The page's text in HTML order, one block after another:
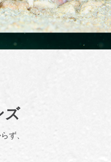
ズ
ず、